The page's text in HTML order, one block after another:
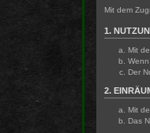
Mit dem
1.
Mit
Der
2.
Mit
Das